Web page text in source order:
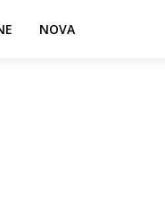
NOVA